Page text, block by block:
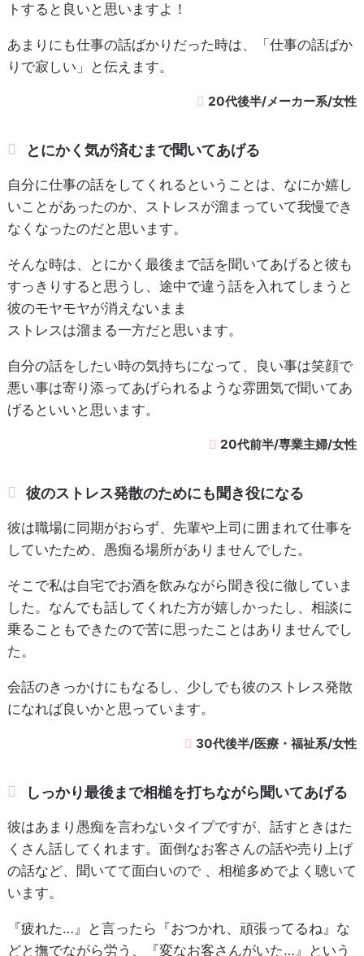
トすると良いと思いますよ！
あまりにも仕事の話ばかりだった時は、「仕事の話ばか
りで寂しい」と伝えます。
20代後半/メーカー系/女性
とにかく気が済むまで聞いてあげる
自分に仕事の話をしてくれるということは、なにか嬉し
いことがあったのか、ストレスが溜まっていて我慢でき
なくなったのだと思います。
そんな時は、とにかく最後まで話を聞いてあげると彼も
すっきりすると思うし、途中で違う話を入れてしまうと
彼のモヤモヤが消えないまま
ストレスは溜まる一方だと思います。
自分の話をしたい時の気持ちになって、良い事は笑顔で
悪い事は寄り添ってあげられるような雰囲気で聞いてあ
げるといいと思います。
20代前半/専業主婦/女性
彼のストレス発散のためにも聞き役になる
彼は職場に同期がおらず、先輩や上司に囲まれて仕事を
していたため、愚痴る場所がありませんでした。
そこで私は自宅でお酒を飲みながら聞き役に徹していま
した。なんでも話してくれた方が嬉しかったし、相談に
乗ることもできたので苦に思ったことはありませんでし
た。
会話のきっかけにもなるし、少しでも彼のストレス発散
になれば良いかと思っています。
30代後半/医療・福祉系/女性
しっかり最後まで相槌を打ちながら聞いてあげる
彼はあまり愚痴を言わないタイプですが、話すときはた
くさん話してくれます。面倒なお客さんの話や売り上げ
の話など、聞いてて面白いので 、相槌多めでよく聴いて
います。
『疲れた…』と言ったら『おつかれ、頑張ってるね』な
どと撫でながら労う、『変なお客さんがいた…』という